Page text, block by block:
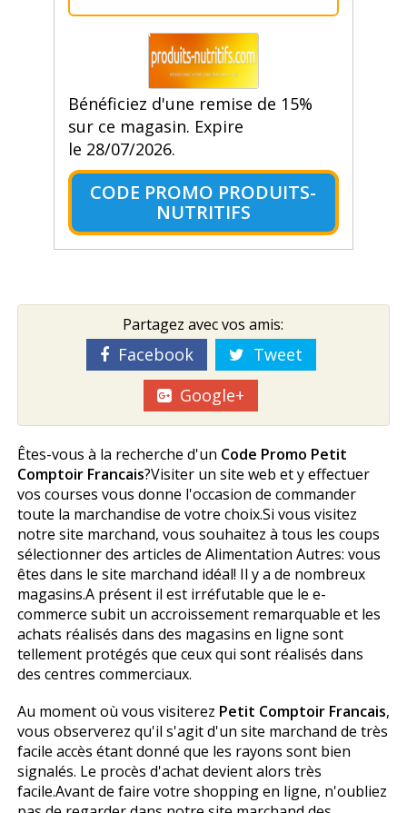
Bénéficiez d'une remise de 15%
sur ce magasin. Expire
le 28/07/2026.
CODE PROMO PRODUITS-
NUTRITIFS
Partagez avec vos amis:
Facebook
Tweet
Google+
Êtes-vous à la recherche d'un Code Promo Petit
Comptoir Francais?Visiter un site web et y effectuer
vos courses vous donne l'occasion de commander
toute la marchandise de votre choix.Si vous visitez
notre site marchand, vous souhaitez à tous les coups
sélectionner des articles de Alimentation Autres: vous
êtes dans le site marchand idéal! Il y a de nombreux
magasins.A présent il est irréfutable que le e-
commerce subit un accroissement remarquable et les
achats réalisés dans des magasins en ligne sont
tellement protégés que ceux qui sont réalisés dans
des centres commerciaux.
Au moment où vous visiterez Petit Comptoir Francais,
vous observerez qu'il s'agit d'un site marchand de très
facile accès étant donné que les rayons sont bien
signalés. Le procès d'achat devient alors très
facile.Avant de faire votre shopping en ligne, n'oubliez